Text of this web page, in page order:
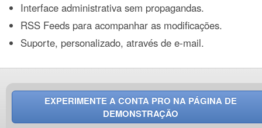
Interface administrativa sem propagandas.
RSS Feeds para acompanhar as modificações.
Suporte, personalizado, através de e-mail.
EXPERIMENTE A CONTA PRO NA PÁGINA DE
DEMONSTRAÇÃO